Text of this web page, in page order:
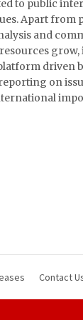
to public
Apart from
and
grow,
driven
on
Contact